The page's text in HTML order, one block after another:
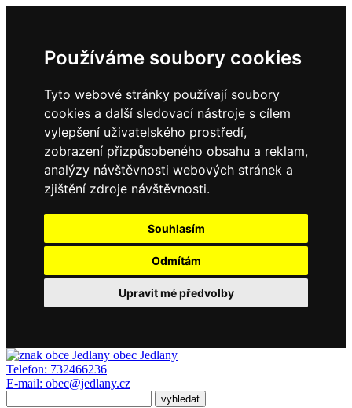
Používáme soubory cookies
Tyto webové stránky používají soubory
cookies a další sledovací nástroje s cílem
vylepšení uživatelského prostředí,
zobrazení přizpůsobeného obsahu a reklam,
analýzy návštěvnosti webových stránek a
zjištění zdroje návštěvnosti.
Souhlasím
Odmítám
Upravit mé předvolby
obec Jedlany
Telefon: 732466236
E-mail: obec@jedlany.cz